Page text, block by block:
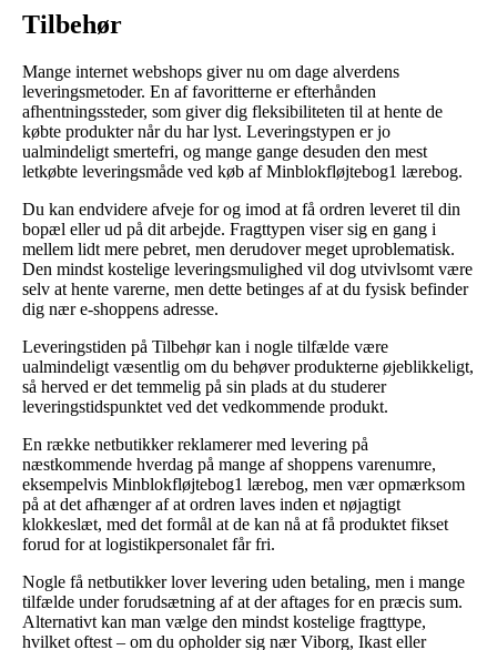
Tilbehør
Mange internet webshops giver nu om dage alverdens
leveringsmetoder. En af favoritterne er efterhånden
afhentningssteder, som giver dig fleksibiliteten til at hente de
købte produkter når du har lyst. Leveringstypen er jo
ualmindeligt smertefri, og mange gange desuden den mest
letkøbte leveringsmåde ved køb af Minblokfløjtebog1 lærebog.
Du kan endvidere afveje for og imod at få ordren leveret til din
bopæl eller ud på dit arbejde. Fragttypen viser sig en gang i
mellem lidt mere pebret, men derudover meget uproblematisk.
Den mindst kostelige leveringsmulighed vil dog utvivlsomt være
selv at hente varerne, men dette betinges af at du fysisk befinder
dig nær e-shoppens adresse.
Leveringstiden på Tilbehør kan i nogle tilfælde være
ualmindeligt væsentlig om du behøver produkterne øjeblikkeligt,
så herved er det temmelig på sin plads at du studerer
leveringstidspunktet ved det vedkommende produkt.
En række netbutikker reklamerer med levering på
næstkommende hverdag på mange af shoppens varenumre,
eksempelvis Minblokfløjtebog1 lærebog, men vær opmærksom
på at det afhænger af at ordren laves inden et nøjagtigt
klokkeslæt, med det formål at de kan nå at få produktet fikset
forud for at logistikpersonalet får fri.
Nogle få netbutikker lover levering uden betaling, men i mange
tilfælde under forudsætning af at der aftages for en præcis sum.
Alternativt kan man vælge den mindst kostelige fragttype,
hvilket oftest – om du opholder sig nær Viborg, Ikast eller